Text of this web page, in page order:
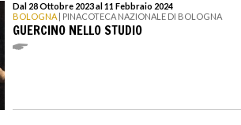
Dal 28 Ottobre 2023 al 11 Febbraio 2024
BOLOGNA | PINACOTECA NAZIONALE DI BOLOGNA
GUERCINO NELLO STUDIO